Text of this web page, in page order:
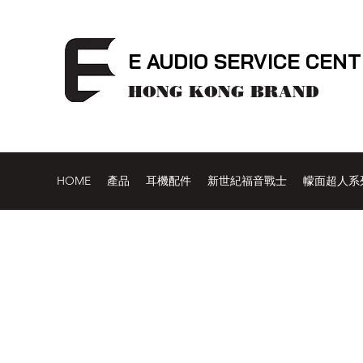
E AUDIO SERVICE
HONG KONG BRAND
HOME 產品 耳機配件 新世紀福音戰士 幪面超人系